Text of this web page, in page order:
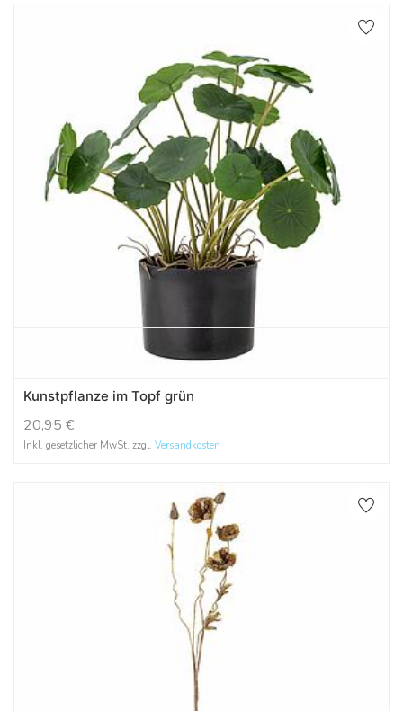
Kunstpflanze im Topf grün
20,95 €
Inkl. gesetzlicher MwSt. zzgl. Versandkosten